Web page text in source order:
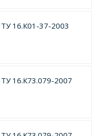
16.К01-37-2003
16.К73.079-2007